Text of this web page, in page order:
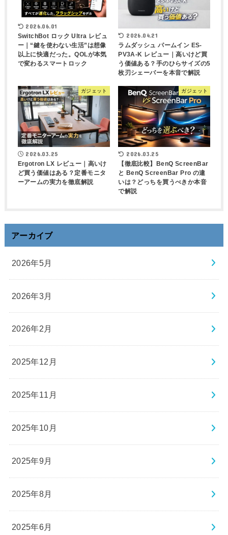
2026.06.01
SwitchBot ロック Ultra レビュ
ー｜“鍵を使わない生活”は想像
以上に快適だった。QOLが本気
で変わるスマートロック
2026.04.21
ラムダッシュ パームイン ES-
PV3A-K レビュー｜高いけど買
う価値ある？手のひらサイズの5
枚刃シェーバーを本音で解説
ガジェット
2026.03.25
Ergotron LX レビュー｜高いけ
ど買う価値はある？定番モニタ
ーアームの実力を徹底解説
ガジェット
2026.03.25
【徹底比較】BenQ ScreenBar
と BenQ ScreenBar Pro の違
いは？どっちを買うべきか本音
で解説
アーカイブ
2026年5月
2026年3月
2026年2月
2025年12月
2025年11月
2025年10月
2025年9月
2025年8月
2025年6月